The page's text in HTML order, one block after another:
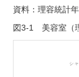
資料：理容統計
図3-1 美容室（